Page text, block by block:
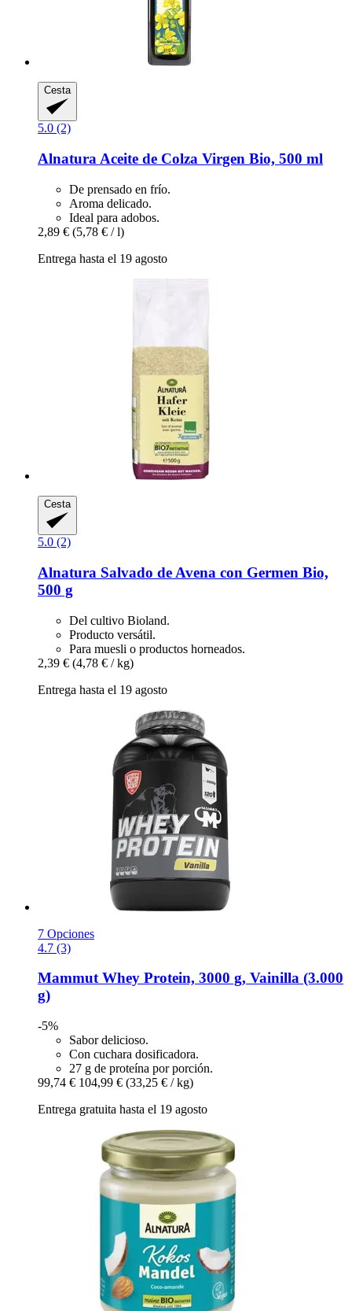
Cesta
5.0 (2)
Alnatura Aceite de Colza Virgen Bio, 500 ml
De prensado en frío.
Aroma delicado.
Ideal para adobos.
2,89 € (5,78 € / l)
Entrega hasta el 19 agosto
Cesta
5.0 (2)
Alnatura Salvado de Avena con Germen Bio,
500 g
Del cultivo Bioland.
Producto versátil.
Para muesli o productos horneados.
2,39 € (4,78 € / kg)
Entrega hasta el 19 agosto
7 Opciones
4.7 (3)
MammutWhey Protein, 3000 g, Vainilla (3.000
g)
-5%
Sabor delicioso.
Con cuchara dosificadora.
27 g de proteína por porción.
99,74 € 104,99 € (33,25 € / kg)
Entrega gratuita hasta el 19 agosto